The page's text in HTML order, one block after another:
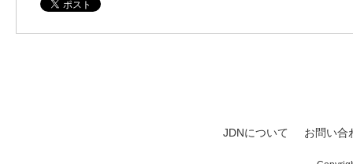
JDNについて お問い合